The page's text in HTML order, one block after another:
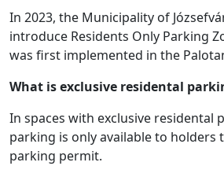
In 2023, the Municipality of
introduce Residents Only Parking
was first implemented in the
What is exclusive residental
In spaces with exclusive residental
parking is only available to holders
parking permit.